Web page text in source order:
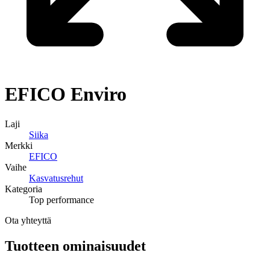
EFICO Enviro
Laji
Siika
Merkki
EFICO
Vaihe
Kasvatusrehut
Kategoria
Top performance
Ota yhteyttä
Tuotteen ominaisuudet